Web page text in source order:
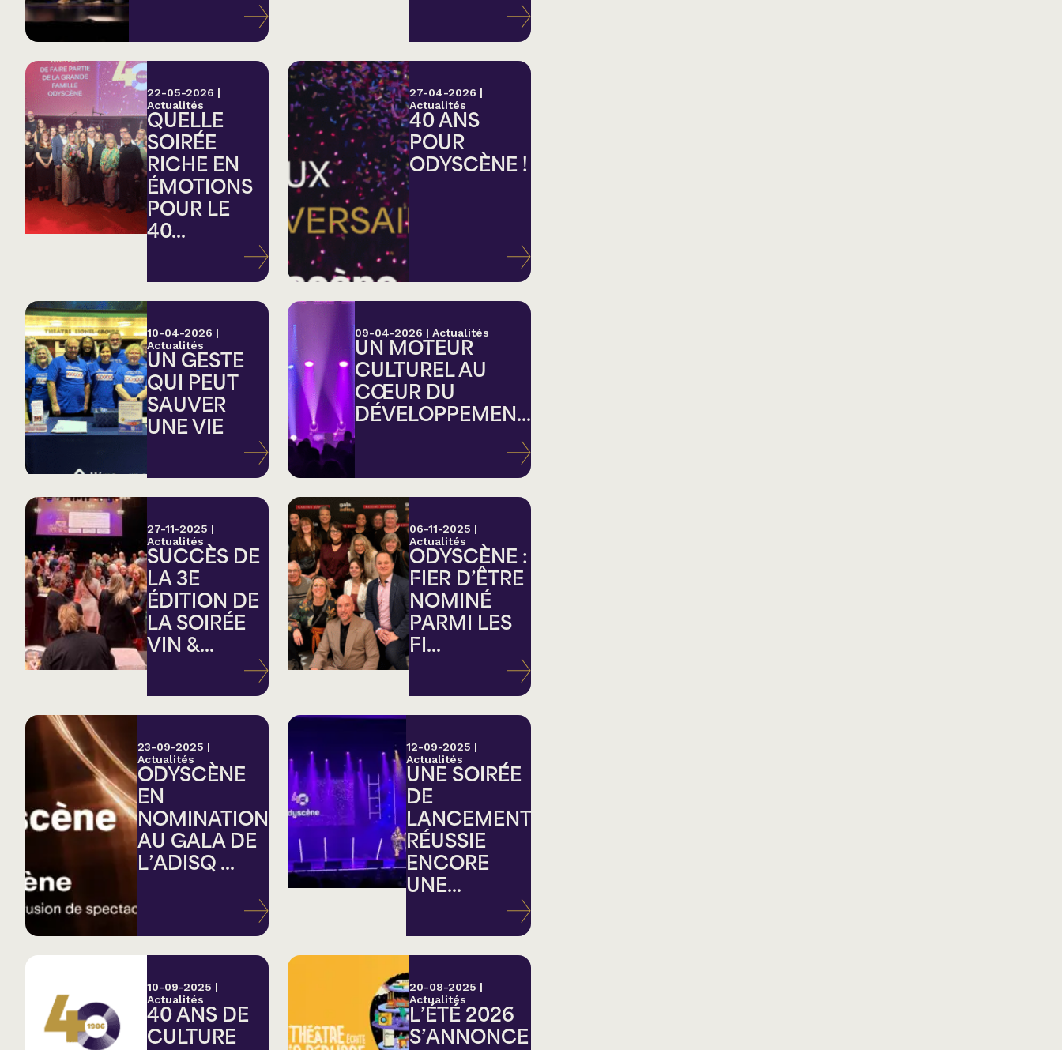
Hommage
Théâtre
Saison estivale
Apéro et perfo
Musique (Blues, folk,
traditionnelle)
Country
Famille
Spectacles en location
22-05-2026 |
Actualités
QUELLE
SOIRÉE
RICHE EN
ÉMOTIONS
POUR LE
40...
27-04-2026 |
Actualités
40 ANS
POUR
ODYSCÈNE !
10-04-2026 |
Actualités
UN GESTE
QUI PEUT
SAUVER
UNE VIE
09-04-2026 | Actualités
UN MOTEUR
CULTUREL AU
CŒUR DU
DÉVELOPPEMEN...
27-11-2025 |
Actualités
SUCCÈS DE
LA 3E
ÉDITION DE
LA SOIRÉE
VIN &...
06-11-2025 |
Actualités
ODYSCÈNE :
FIER D’ÊTRE
NOMINÉ
PARMI LES
FI...
23-09-2025 |
Actualités
ODYSCÈNE
EN
NOMINATION
AU GALA DE
L’ADISQ ...
12-09-2025 |
Actualités
UNE SOIRÉE
DE
LANCEMENT
RÉUSSIE
ENCORE
UNE...
10-09-2025 |
Actualités
40 ANS DE
CULTURE
20-08-2025 |
Actualités
L’ÉTÉ 2026
S’ANNONCE